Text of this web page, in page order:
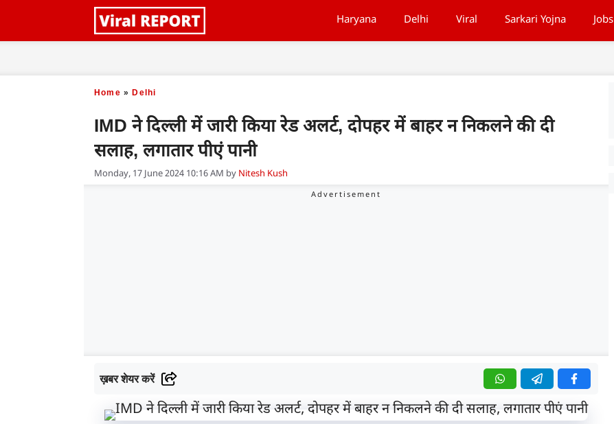
Haryana Delhi Viral Sarkari Yojna Jobs
Home » Delhi
IMD ने दिल्ली में जारी किया रेड अलर्ट, दोपहर में बाहर न निकलने की दी
सलाह, लगातार पीएं पानी
Monday, 17 June 2024 10:16 AM by Nitesh Kush
ख़बर शेयर करें